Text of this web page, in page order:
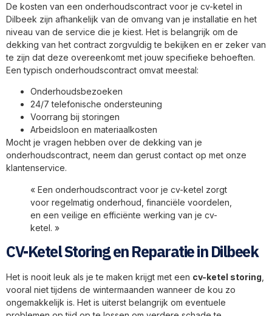
De kosten van een onderhoudscontract voor je cv-ketel in
Dilbeek zijn afhankelijk van de omvang van je installatie en het
niveau van de service die je kiest. Het is belangrijk om de
dekking van het contract zorgvuldig te bekijken en er zeker van
te zijn dat deze overeenkomt met jouw specifieke behoeften.
Een typisch onderhoudscontract omvat meestal:
Onderhoudsbezoeken
24/7 telefonische ondersteuning
Voorrang bij storingen
Arbeidsloon en materiaalkosten
Mocht je vragen hebben over de dekking van je
onderhoudscontract, neem dan gerust contact op met onze
klantenservice.
« Een onderhoudscontract voor je cv-ketel zorgt
voor regelmatig onderhoud, financiële voordelen,
en een veilige en efficiënte werking van je cv-
ketel. »
CV-Ketel Storing en Reparatie in Dilbeek
Het is nooit leuk als je te maken krijgt met een cv-ketel storing
vooral niet tijdens de wintermaanden wanneer de kou zo
ongemakkelijk is. Het is uiterst belangrijk om eventuele